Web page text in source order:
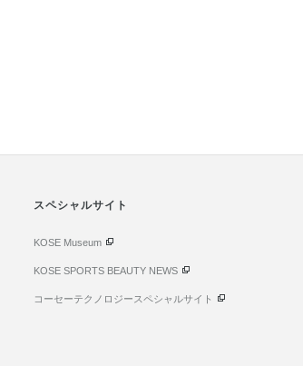
スペシャルサイト
KOSE Museum
KOSE SPORTS BEAUTY NEWS
コーセーテクノロジースペシャルサイト